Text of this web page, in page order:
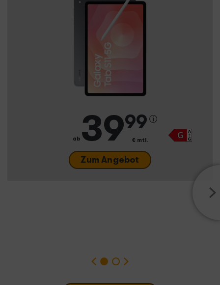
ab 3999
€ mtl.
Zum Angebot